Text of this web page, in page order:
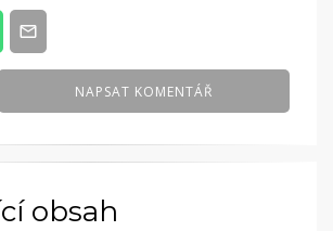
NAPSAT KOMENTÁŘ
obsah